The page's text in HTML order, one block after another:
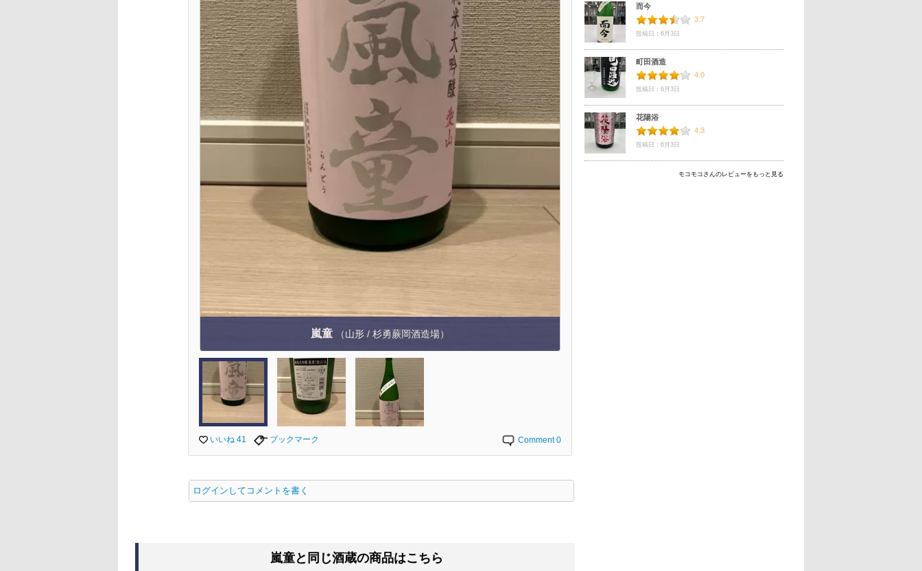
嵐童 （山形 / 杉勇蕨岡酒造場）
いいね 41 ブックマーク Comment 0
ログインしてコメントを書く
而今
3.7
投稿日：6月3日
町田酒造
4.0
投稿日：6月3日
花陽浴
4.3
投稿日：6月3日
モコモコさんのレビューをもっと見る
嵐童と同じ酒蔵の商品はこちら